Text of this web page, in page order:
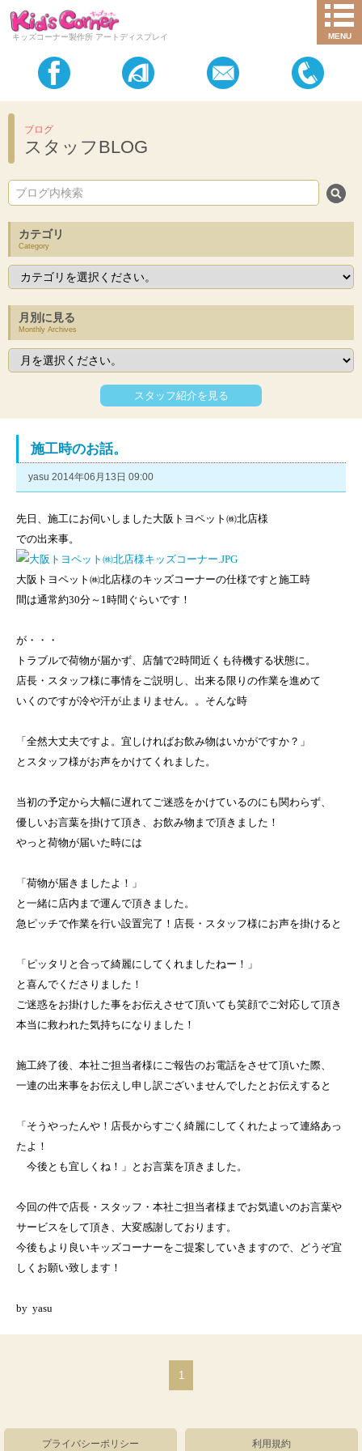
キッズコーナー製作所 アートディスプレイ MENU
ブログ
スタッフBLOG
カテゴリ
Category
月別に見る
Monthly Archives
スタッフ紹介を見る
施工時のお話。
yasu 2014年06月13日 09:00
先日、施工にお伺いしました大阪トヨペット㈱北店様
での出来事。
大阪トヨペット㈱北店様のキッズコーナーの仕様ですと施工時
間は通常約30分～1時間ぐらいです！
が・・・
トラブルで荷物が届かず、店舗で2時間近くも待機する状態に。
店長・スタッフ様に事情をご説明し、出来る限りの作業を進めて
いくのですが冷や汗が止まりません。。そんな時
「全然大丈夫ですよ。宜しければお飲み物はいかがですか？」
とスタッフ様がお声をかけてくれました。
当初の予定から大幅に遅れてご迷惑をかけているのにも関わらず、
優しいお言葉を掛けて頂き、お飲み物まで頂きました！
やっと荷物が届いた時には
「荷物が届きましたよ！」
と一緒に店内まで運んで頂きました。
急ピッチで作業を行い設置完了！店長・スタッフ様にお声を掛けると
「ピッタリと合って綺麗にしてくれましたねー！」
と喜んでくださりました！
ご迷惑をお掛けした事をお伝えさせて頂いても笑顔でご対応して頂き
本当に救われた気持ちになりました！
施工終了後、本社ご担当者様にご報告のお電話をさせて頂いた際、
一連の出来事をお伝えし申し訳ございませんでしたとお伝えすると
「そうやったんや！店長からすごく綺麗にしてくれたよって連絡あっ
たよ！
今後とも宜しくね！」とお言葉を頂きました。
今回の件で店長・スタッフ・本社ご担当者様までお気遣いのお言葉や
サービスをして頂き、大変感謝しております。
今後もより良いキッズコーナーをご提案していきますので、どうぞ宜
しくお願い致します！
by yasu
1
プライバシーポリシー 利用規約